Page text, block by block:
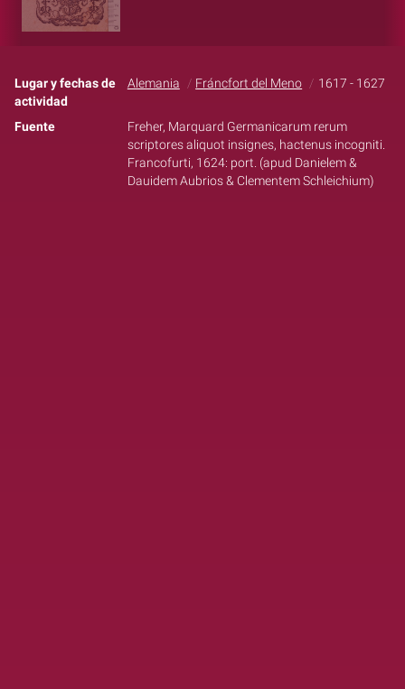
Lugar y fechas de
actividad
Alemania Fráncfort del Meno 1617 - 1627
Fuente
Freher, Marquard Germanicarum rerum
scriptores aliquot insignes, hactenus incogniti.
Francofurti, 1624: port. (apud Danielem &
Dauidem Aubrios & Clementem Schleichium)